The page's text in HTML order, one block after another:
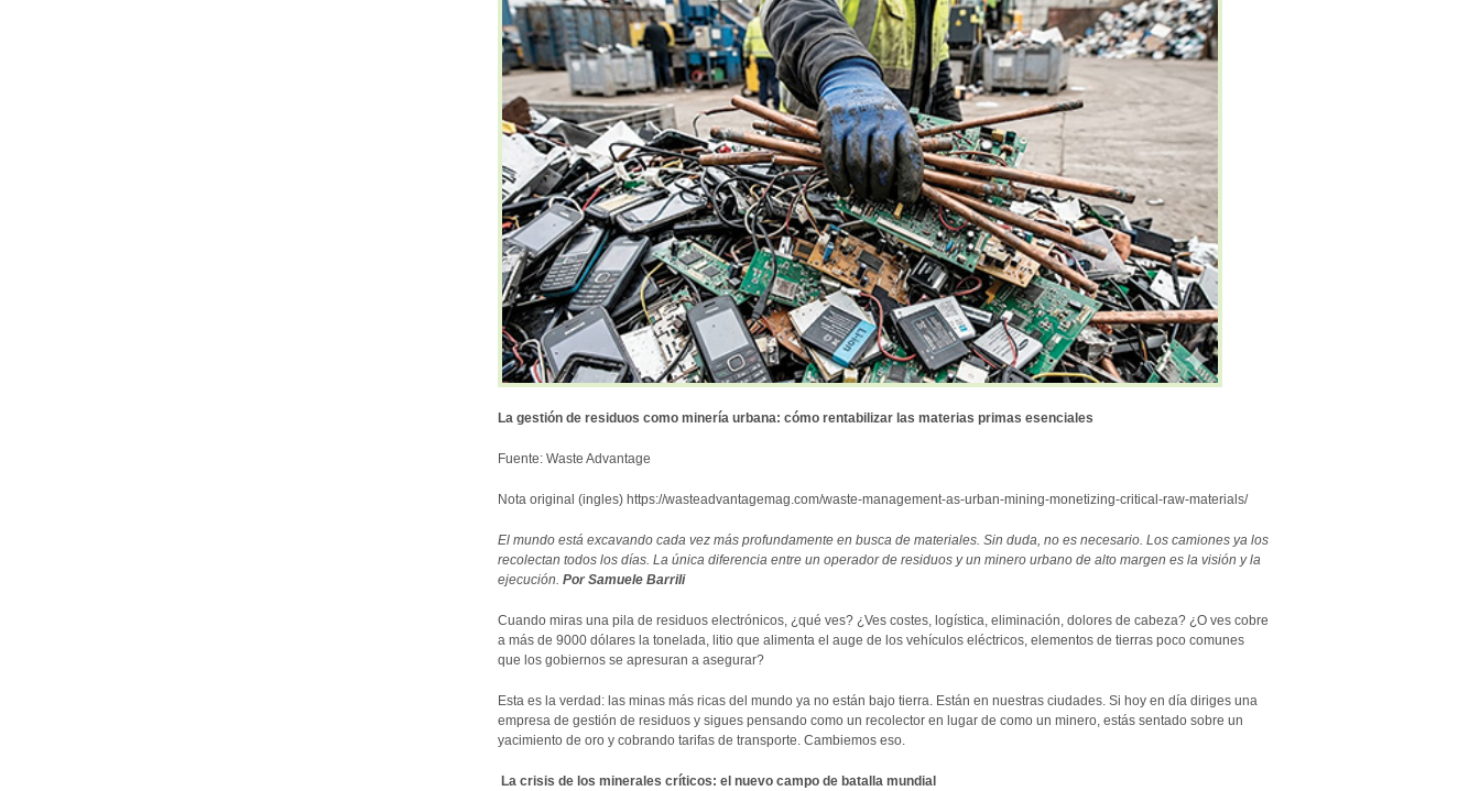
La gestión de residuos como minería urbana: cómo rentabilizar las materias primas esenciales
Fuente: Waste Advantage
Nota original (ingles) https://wasteadvantagemag.com/waste-management-as-urban-mining-monetizing-critical-raw-materials/
El mundo está excavando cada vez más profundamente en busca de materiales. Sin duda, no es necesario. Los camiones ya los
recolectan todos los días. La única diferencia entre un operador de residuos y un minero urbano de alto margen es la visión y la
ejecución. Por Samuele Barrili
Cuando miras una pila de residuos electrónicos, ¿qué ves? ¿Ves costes, logística, eliminación, dolores de cabeza? ¿O ves cobre
a más de 9000 dólares la tonelada, litio que alimenta el auge de los vehículos eléctricos, elementos de tierras poco comunes
que los gobiernos se apresuran a asegurar?
Esta es la verdad: las minas más ricas del mundo ya no están bajo tierra. Están en nuestras ciudades. Si hoy en día diriges una
empresa de gestión de residuos y sigues pensando como un recolector en lugar de como un minero, estás sentado sobre un
yacimiento de oro y cobrando tarifas de transporte. Cambiemos eso.
La crisis de los minerales críticos: el nuevo campo de batalla mundial